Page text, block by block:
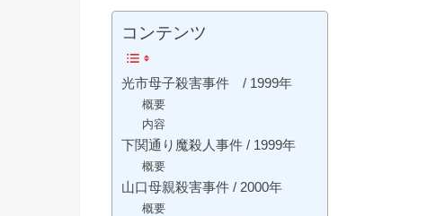
コンテンツ
光市母子殺害事件 / 1999年
概要
内容
下関通り魔殺人事件 / 1999年
概要
山口母親殺害事件 / 2000年
概要